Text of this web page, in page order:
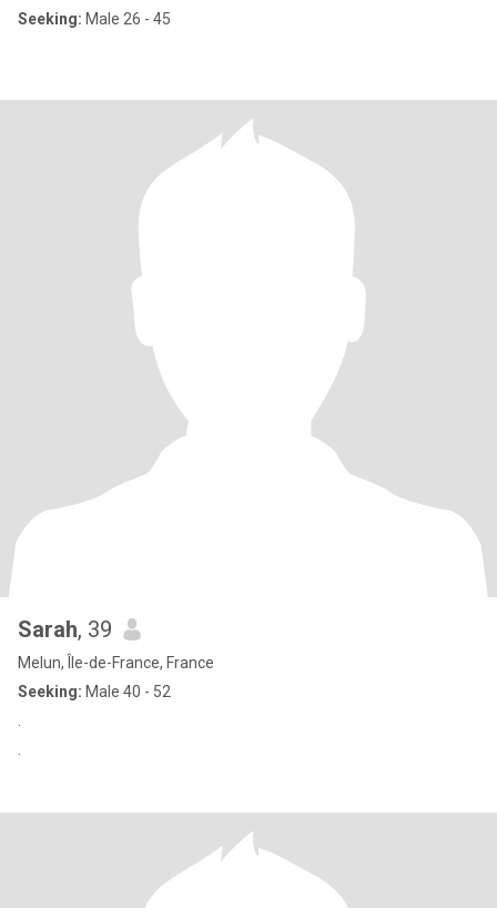
Seeking: Male 26 - 45
Sarah, 39
Melun, Île-de-France, France
Seeking: Male 40 - 52